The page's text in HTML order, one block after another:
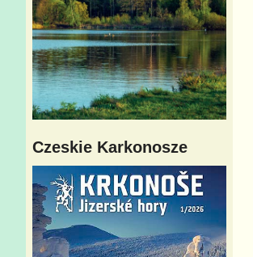
Czeskie Karkonosze